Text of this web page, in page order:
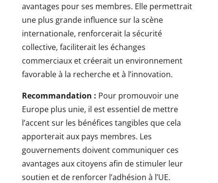
avantages pour ses membres. Elle permettrait
une plus grande influence sur la scène
internationale, renforcerait la sécurité
collective, faciliterait les échanges
commerciaux et créerait un environnement
favorable à la recherche et à l’innovation.
Recommandation : Pour promouvoir une
Europe plus unie, il est essentiel de mettre
l’accent sur les bénéfices tangibles que cela
apporterait aux pays membres. Les
gouvernements doivent communiquer ces
avantages aux citoyens afin de stimuler leur
soutien et de renforcer l’adhésion à l’UE.